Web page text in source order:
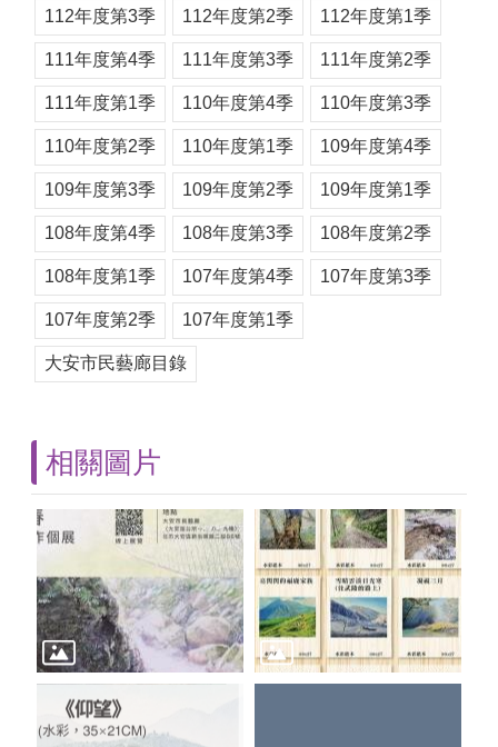
112年度第3季 112年度第2季 112年度第1季
111年度第4季 111年度第3季 111年度第2季
111年度第1季 110年度第4季 110年度第3季
110年度第2季 110年度第1季 109年度第4季
109年度第3季 109年度第2季 109年度第1季
108年度第4季 108年度第3季 108年度第2季
108年度第1季 107年度第4季 107年度第3季
107年度第2季 107年度第1季
大安市民藝廊目錄
相關圖片